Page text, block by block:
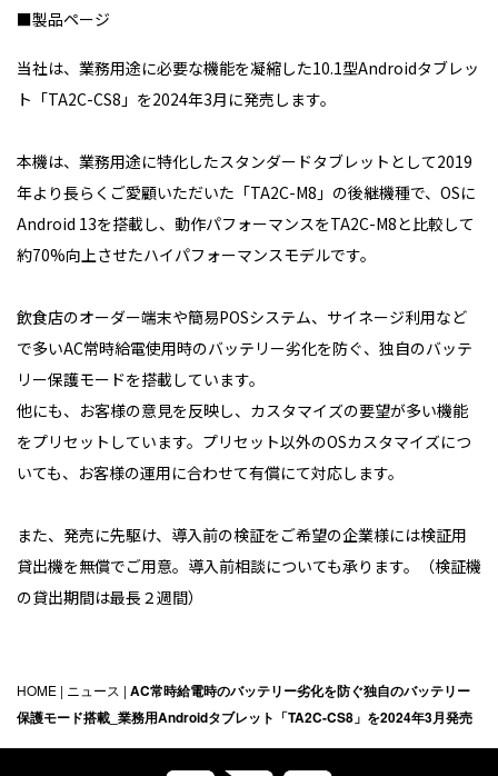
■製品ページ
当社は、業務用途に必要な機能を凝縮した10.1型Androidタブレッ
ト「TA2C-CS8」を2024年3月に発売します。
本機は、業務用途に特化したスタンダードタブレットとして2019
年より長らくご愛顧いただいた「TA2C-M8」の後継機種で、OSに
Android 13を搭載し、動作パフォーマンスをTA2C-M8と比較して
約70%向上させたハイパフォーマンスモデルです。
飲食店のオーダー端末や簡易POSシステム、サイネージ利用など
で多いAC常時給電使用時のバッテリー劣化を防ぐ、独自のバッテ
リー保護モードを搭載しています。
他にも、お客様の意見を反映し、カスタマイズの要望が多い機能
をプリセットしています。プリセット以外のOSカスタマイズにつ
いても、お客様の運用に合わせて有償にて対応します。
また、発売に先駆け、導入前の検証をご希望の企業様には検証用
貸出機を無償でご用意。導入前相談についても承ります。（検証機
の貸出期間は最長２週間）
HOME | ニュース | AC常時給電時のバッテリー劣化を防ぐ独自のバッテリー
保護モード搭載_業務用Androidタブレット「TA2C-CS8」を2024年3月発売